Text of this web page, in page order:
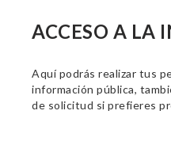
ACCESO A LA
Aquí podrás realizar tus
información pública,
de solicitud si prefieres